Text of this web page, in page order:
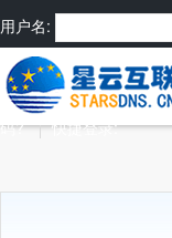
用户名:
码? 快捷登录: